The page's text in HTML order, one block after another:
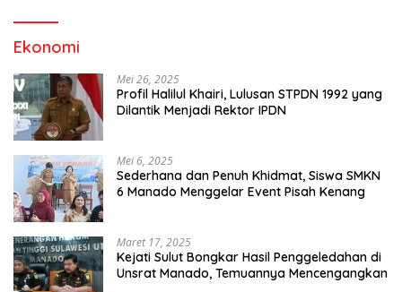
Ekonomi
Mei 26, 2025
Profil Halilul Khairi, Lulusan STPDN 1992 yang
Dilantik Menjadi Rektor IPDN
Mei 6, 2025
Sederhana dan Penuh Khidmat, Siswa SMKN
6 Manado Menggelar Event Pisah Kenang
Maret 17, 2025
Kejati Sulut Bongkar Hasil Penggeledahan di
Unsrat Manado, Temuannya Mencengangkan